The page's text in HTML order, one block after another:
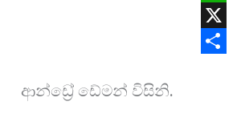
a
c
W
h
X
ආන්ඩ්‍රේ ඩේමන් විසිනි.